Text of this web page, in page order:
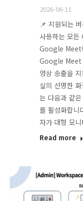
2026-06-11
📌 지원되는
사용하는 모
Google Meet
Google Meet
영상 송출을
실의 선명한
는 다음과 같
를 활성화합니
자가 대형 모
Read more